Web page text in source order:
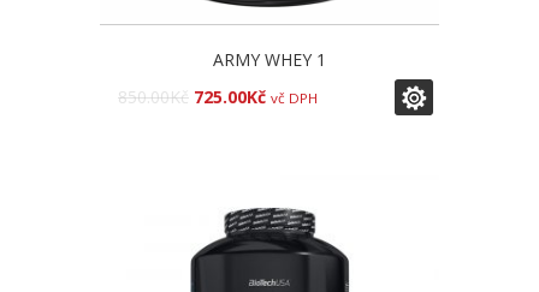
ARMY WHEY 1
850.00Kč 725.00Kč vč DPH